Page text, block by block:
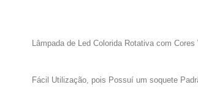
Lâmpada de Led Colorida Rotativa com Cores
Fácil Utilização, pois Possuí um soquete